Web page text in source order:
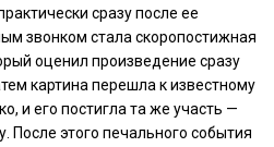
сразу после ее
звонком стала скоропостижная
оценил произведение сразу
картина перешла к известному
и его постигла та же участь —
После этого печального события